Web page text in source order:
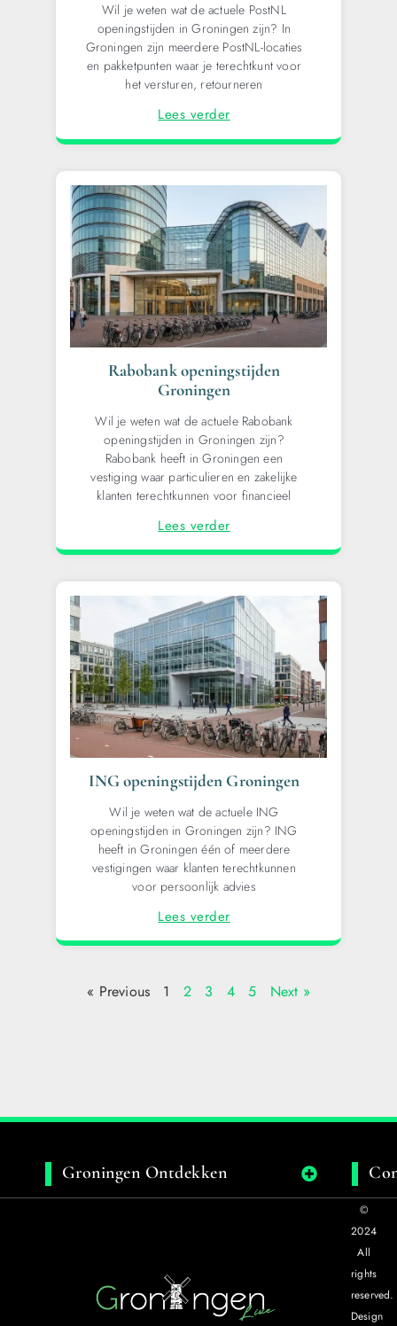
Wil je weten wat de actuele PostNL
openingstijden in Groningen zijn? In
Groningen zijn meerdere PostNL-locaties
en pakketpunten waar je terechtkunt voor
het versturen, retourneren
Lees verder
Rabobank openingstijden
Groningen
Wil je weten wat de actuele Rabobank
openingstijden in Groningen zijn?
Rabobank heeft in Groningen een
vestiging waar particulieren en zakelijke
klanten terechtkunnen voor financieel
Lees verder
ING openingstijden Groningen
Wil je weten wat de actuele ING
openingstijden in Groningen zijn? ING
heeft in Groningen één of meerdere
vestigingen waar klanten terechtkunnen
voor persoonlijk advies
Lees verder
« Previous 1 2 3 4 5 Next »
Groningen Ontdekken
©
2024
All
rights
reserved.
Design